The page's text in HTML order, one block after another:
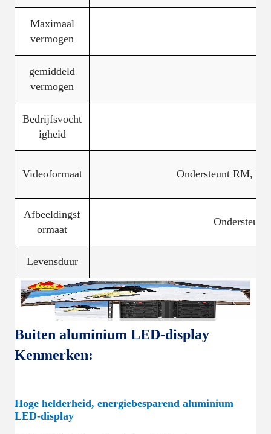
Maximaal
vermogen
gemiddeld
vermogen
Bedrijfsvocht
igheid
Videoformaat Ondersteunt RM,
Afbeeldingsf
ormaat
Ondersteunt
Levensduur
Buiten aluminium LED-display
Kenmerken:
Hoge helderheid, energiebesparend aluminium
LED-display